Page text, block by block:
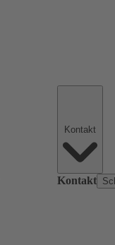
Kontakt